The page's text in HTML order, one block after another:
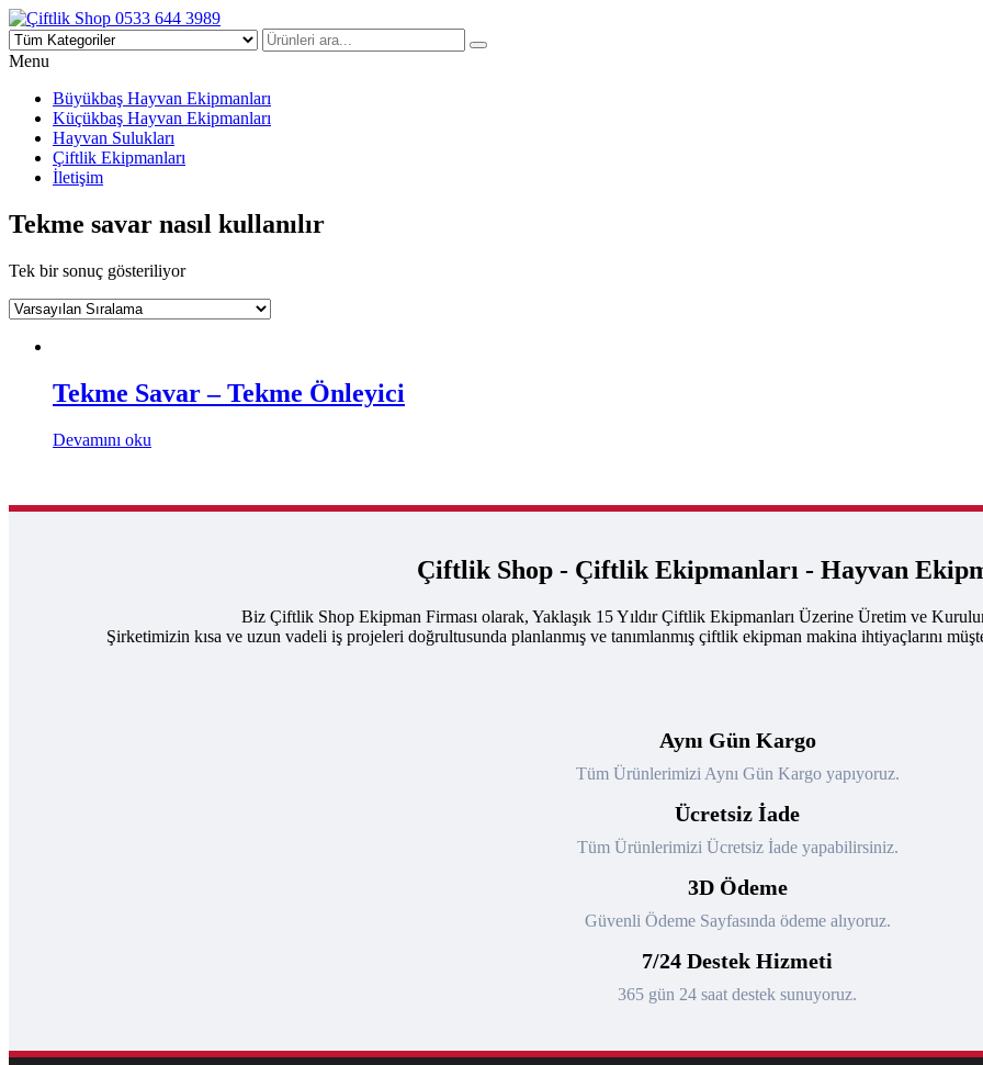
Çiftlik Shop 0533 644 3989
Menu
Büyükbaş Hayvan Ekipmanları
Küçükbaş Hayvan Ekipmanları
Hayvan Sulukları
Çiftlik Ekipmanları
İletişim
Tekme savar nasıl kullanılır
Tek bir sonuç gösteriliyor
Tekme Savar – Tekme Önleyici
Devamını oku
Çiftlik Shop - Çiftlik Ekipmanları - Hayvan
Biz Çiftlik Shop Ekipman Firması olarak, Yaklaşık 15 Yıldır Çiftlik Ekipmanları Üzerine Üretim ve
Şirketimizin kısa ve uzun vadeli iş projeleri doğrultusunda planlanmış ve tanımlanmış çiftlik ekipman makina ihtiyaçlarını
Aynı Gün Kargo
Tüm Ürünlerimizi Aynı Gün Kargo yapıyoruz.
Ücretsiz İade
Tüm Ürünlerimizi Ücretsiz İade yapabilirsiniz.
3D Ödeme
Güvenli Ödeme Sayfasında ödeme alıyoruz.
7/24 Destek Hizmeti
365 gün 24 saat destek sunuyoruz.